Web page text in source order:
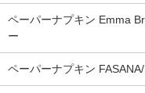
ペーパーナプキン Emma
ー
ペーパーナプキン